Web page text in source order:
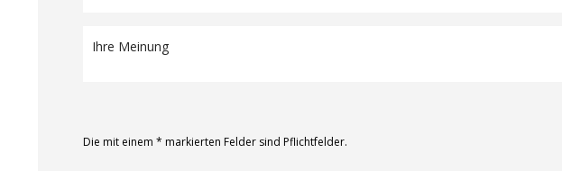
Die mit einem * markierten Felder sind Pflichtfelder.